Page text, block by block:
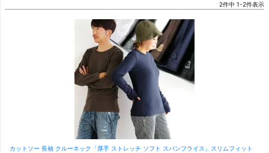
2件中 1-2件表示
カットソー 長袖 クルーネック「厚手 ストレッチ ソフト スパンフライス」スリムフィット